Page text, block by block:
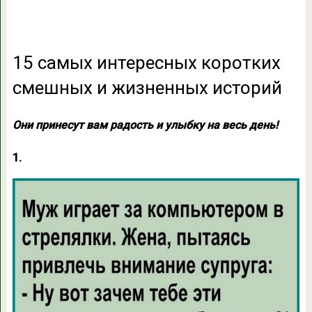
15 самых интересных коротких
смешных и жизненных историй
Они принесут вам радость и улыбку на весь день!
1.